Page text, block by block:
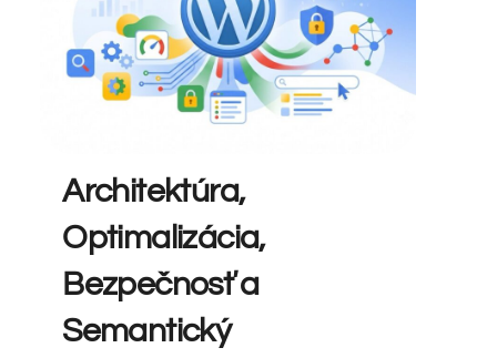
Architektúra,
Optimalizácia,
Bezpečnosť a
Semantický